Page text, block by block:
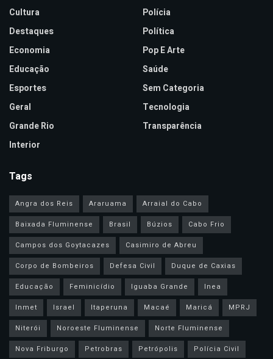
Cultura
Destaques
Economia
Educação
Esportes
Geral
Grande Rio
Interior
Polícia
Política
Pop E Arte
Saúde
Sem Categoria
Tecnologia
Transparência
Tags
Angra dos Reis Araruama
Arraial do Cabo
Baixada Fluminense
Brasil Búzios
Cabo Frio
Campos dos Goytacazes
Casimiro de Abreu
Corpo de Bombeiros
Defesa Civil
Duque de Caxias
Educação
Feminicídio Iguaba Grande
Inea
Inmet
Israel Itaperuna Macaé Maricá
MPRJ
Niterói
Noroeste Fluminense
Norte Fluminense
Nova Friburgo
Petrobras Petrópolis
Polícia Civil